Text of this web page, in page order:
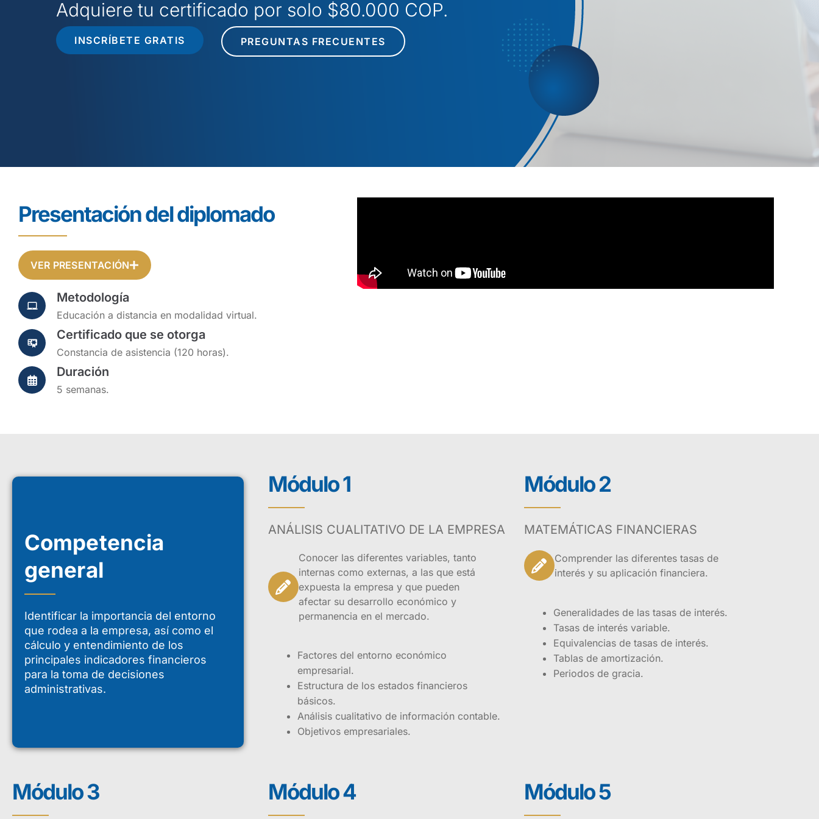
Adquiere tu certificado por solo $80.000 COP.
INSCRÍBETE GRATIS PREGUNTAS FRECUENTES
Presentación del diplomado
VER PRESENTACIÓN
Presentación
El diplomado virtual en Análisis Financiero Organizacional busca brindar los conocimientos,
habilidades y elementos técnicos sobre el entendimiento del entorno económico que rodea a la
Metodología
Educación a distancia en modalidad virtual.
Certificado que se otorga
Constancia de asistencia (120 horas).
Duración
5 semanas.
Competencia
general
Identificar la importancia del entorno
que rodea a la empresa, así como el
cálculo y entendimiento de los
principales indicadores financieros
para la toma de decisiones
administrativas.
Módulo 1
ANÁLISIS CUALITATIVO DE LA EMPRESA
Conocer las diferentes variables, tanto
internas como externas, a las que está
expuesta la empresa y que pueden
afectar su desarrollo económico y
permanencia en el mercado.
Factores del entorno económico
empresarial.
Estructura de los estados financieros
básicos.
Análisis cualitativo de información contable.
Objetivos empresariales.
Módulo 2
MATEMÁTICAS FINANCIERAS
Comprender las diferentes tasas de
interés y su aplicación financiera.
Generalidades de las tasas de interés.
Tasas de interés variable.
Equivalencias de tasas de interés.
Tablas de amortización.
Periodos de gracia.
Módulo 3 Módulo 4 Módulo 5